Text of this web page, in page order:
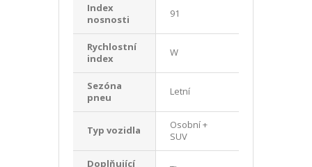
Index
nosnosti
91
Rychlostní
index
W
Sezóna
pneu
Letní
Typ vozidla
Osobní +
SUV
Doplňující